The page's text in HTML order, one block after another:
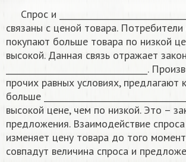
Спрос и
связаны с ценой товара.
покупают больше товара по низкой
высокой. Данная связь отражает закон
__________________________________.
прочих равных условиях, предлагают
больше
высокой цене, чем по низкой. Это –
предложения. Взаимодействие
изменяет цену товара до того
совпадут величина спроса и